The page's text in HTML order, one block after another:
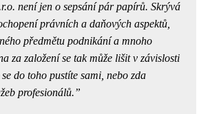
není jen o sepsání pár papírů. Skrývá
právních a daňových aspektů,
předmětu podnikání a mnoho
za založení se tak může lišit v závislosti
do toho pustíte sami, nebo zda
profesionálů.